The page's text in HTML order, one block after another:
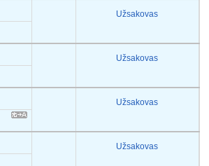
Užsakovas
Užsakovas
Užsakovas
Užsakovas